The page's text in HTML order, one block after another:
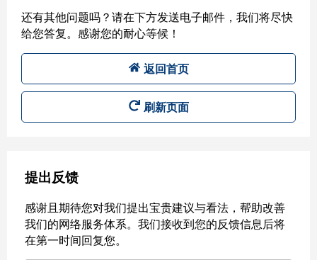
还有其他问题吗？请在下方发送电子邮件，我们将尽快
给您答复。感谢您的耐心等候！
返回首页
刷新页面
提出反馈
感谢且期待您对我们提出宝贵建议与看法，帮助改善
我们的网络服务体系。我们接收到您的反馈信息后将
在第一时间回复您。